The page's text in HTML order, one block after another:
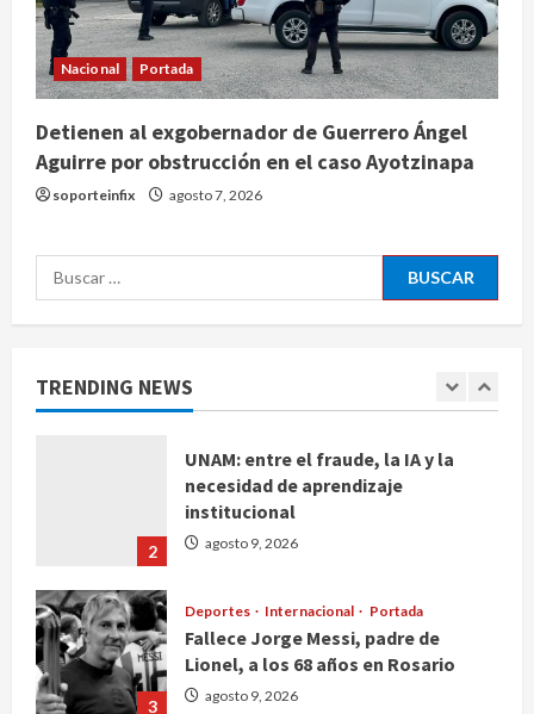
Nacional Portada
Detienen al exgobernador de Guerrero Ángel
Aguirre por obstrucción en el caso Ayotzinapa
soporteinfix agosto 7, 2026
Buscar:
TRENDING NEWS
4
Detienen a ‘El Pony’ con fusil M4,
drogas y arsenal en carretera de
Tabasco
agosto 9, 2026
Melanie Martinez se presenta en el
Palacio de los Deportes con su tour
‘Hades: The Sacrifice’
1
complejidad moderna: cuando el
2
UNAM: entre el fraude, la IA y la
necesidad de aprendizaje
institucional
agosto 9, 2026
3
Deportes Internacional Portada
Fallece Jorge Messi, padre de
Lionel, a los 68 años en Rosario
agosto 9, 2026